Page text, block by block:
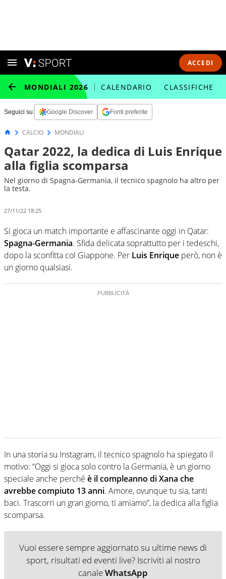
ACCEDI
MONDIALI 2026 CALENDARIO CLASSIFICHE
Seguici su: Google Discover Fonti preferite
CALCIO MONDIALI
Qatar 2022, la dedica di Luis Enrique
alla figlia scomparsa
Nel giorno di Spagna-Germania, il tecnico spagnolo ha altro per
la testa.
27/11/22 18:25
Si gioca un match importante e affascinante oggi in Qatar:
Spagna-Germania. Sfida delicata soprattutto per i tedeschi,
dopo la sconfitta col Giappone. Per Luis Enrique però, non è
un giorno qualsiasi.
In una storia su Instagram, il tecnico spagnolo ha spiegato il
motivo: “Oggi si gioca solo contro la Germania, è un giorno
speciale anche perché è il compleanno di Xana che
avrebbe compiuto 13 anni. Amore, ovunque tu sia, tanti
baci. Trascorri un gran giorno, ti amiamo”, la dedica alla figlia
scomparsa.
Vuoi essere sempre aggiornato su ultime news di
sport, risultati ed eventi live? Iscriviti al nostro
canaleWhatsApp